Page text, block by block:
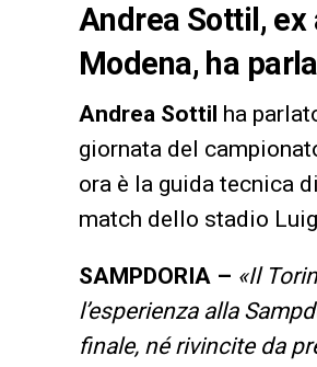
Andrea Sottil, ex
Modena, ha
Andrea Sottil ha
giornata del
ora è la guida tecnica
match dello stadio
SAMPDORIA – «Il
l’esperienza alla
finale, né rivincite da